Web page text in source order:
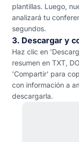
plantillas. Luego,
analizará tu
segundos.
3. Descargar y
Haz clic en
resumen en TXT,
'Compartir' para
con información a
descargarla.